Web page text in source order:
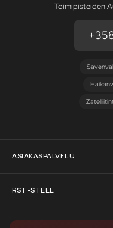
Toimipisteiden
ASIAKASPALVELU
Asiakaspalvelu
Pyydä tarjous
RST-STEEL
RST-Steelin tarina